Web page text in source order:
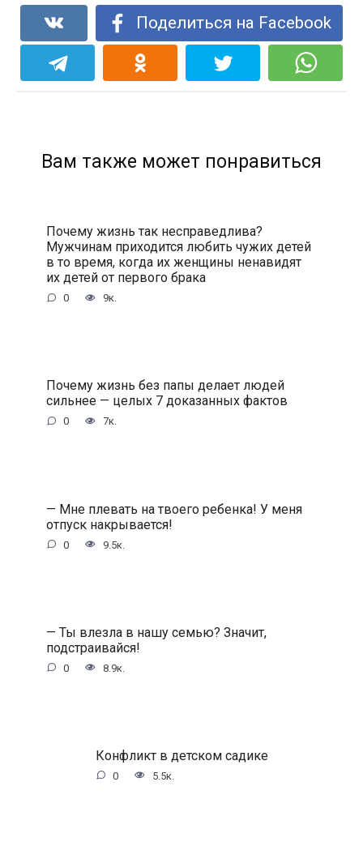
Поделиться на Facebook
Вам также может понравиться
Почему жизнь так несправедлива?
Мужчинам приходится любить чужих детей
в то время, когда их женщины ненавидят
их детей от первого брака
0 9к.
Почему жизнь без папы делает людей
сильнее — целых 7 доказанных фактов
0 7к.
— Мне плевать на твоего ребенка! У меня
отпуск накрывается!
0 9.5к.
— Ты влезла в нашу семью? Значит,
подстраивайся!
0 8.9к.
Конфликт в детском садике
0 5.5к.